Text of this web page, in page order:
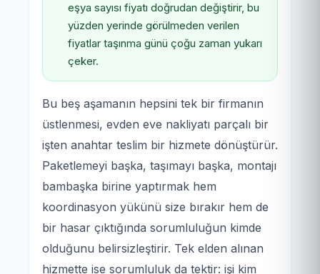
eşya sayısı fiyatı doğrudan değiştirir, bu
yüzden yerinde görülmeden verilen
fiyatlar taşınma günü çoğu zaman yukarı
çeker.
Bu beş aşamanın hepsini tek bir firmanın
üstlenmesi, evden eve nakliyatı parçalı bir
işten anahtar teslim bir hizmete dönüştürür.
Paketlemeyi başka, taşımayı başka, montajı
bambaşka birine yaptırmak hem
koordinasyon yükünü size bırakır hem de
bir hasar çıktığında sorumluluğun kimde
olduğunu belirsizleştirir. Tek elden alınan
hizmette ise sorumluluk da tektir: işi kim